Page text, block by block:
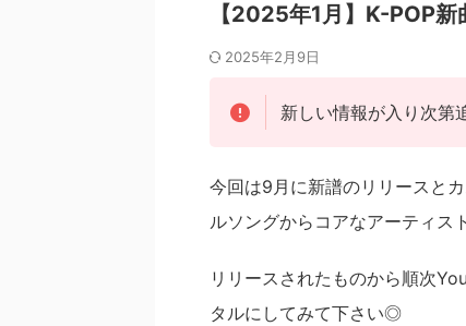
【2025年1月】K-POP
2025年2月9日
新しい情報が入り次第
今回は9月に新譜のリリースと
ルソングからコアなアーティス
リリースされたものから順次
タルにしてみて下さい◎